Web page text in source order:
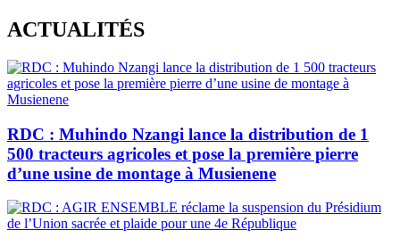
Skip
to
content
ACTUALITÉS
RDC : Muhindo Nzangi lance la distribution de 1
500 tracteurs agricoles et pose la première pierre
d’une usine de montage à Musienene